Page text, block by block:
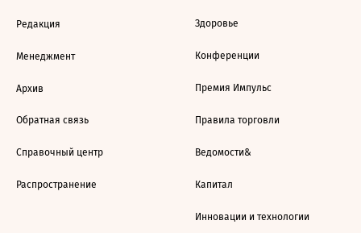
Редакция
Менеджмент
Архив
Обратная связь
Справочный центр
Распространение
Здоровье
Конференции
Премия Импульс
Правила торговли
Ведомости&
Капитал
Инновации и технологии